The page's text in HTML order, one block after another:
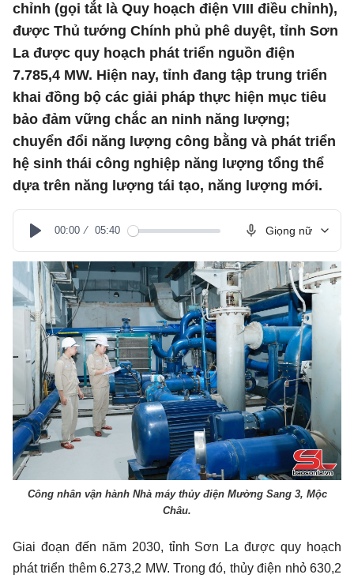
chỉnh (gọi tắt là Quy hoạch điện VIII điều chỉnh),
được Thủ tướng Chính phủ phê duyệt, tỉnh Sơn
La được quy hoạch phát triển nguồn điện
7.785,4 MW. Hiện nay, tỉnh đang tập trung triển
khai đồng bộ các giải pháp thực hiện mục tiêu
bảo đảm vững chắc an ninh năng lượng;
chuyển đổi năng lượng công bằng và phát triển
hệ sinh thái công nghiệp năng lượng tổng thể
dựa trên năng lượng tái tạo, năng lượng mới.
Play
00:00 05:40 Giọng nữ
Công nhân vận hành Nhà máy thủy điện Mường Sang 3, Mộc
Châu.
Giai đoạn đến năm 2030, tỉnh Sơn La được quy hoạch
phát triển thêm 6.273,2 MW. Trong đó, thủy điện nhỏ 630,2